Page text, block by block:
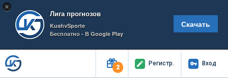
×
Лига прогнозов
KushvSporte
Бесплатно - В Google Play
Скачать
2
Регистр. Вход